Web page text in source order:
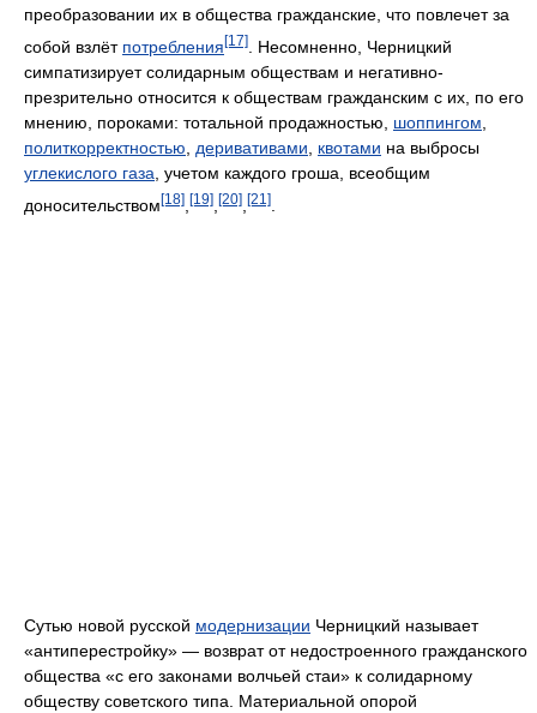
преобразовании их в общества гражданские, что повлечет за
собой взлёт потребления[17]
. Несомненно, Черницкий
симпатизирует солидарным обществам и негативно-
презрительно относится к обществам гражданским с их, по его
мнению, пороками: тотальной продажностью, шоппингом
политкорректностью
деривативами квотами на выбросы
углекислого газа , учетом каждого гроша, всеобщим
доносительством[18] [19] [20] [21]
Сутью новой русской модернизации Черницкий называет
«антиперестройку» — возврат от недостроенного гражданского
общества «с его законами волчьей стаи» к солидарному
обществу советского типа. Материальной опорой